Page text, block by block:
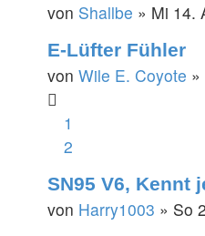
von Shallbe » Mi 14.
E-Lüfter Fühler
von Wile E. Coyote »
1
2
SN95 V6, Kennt
von Harry1003 » So